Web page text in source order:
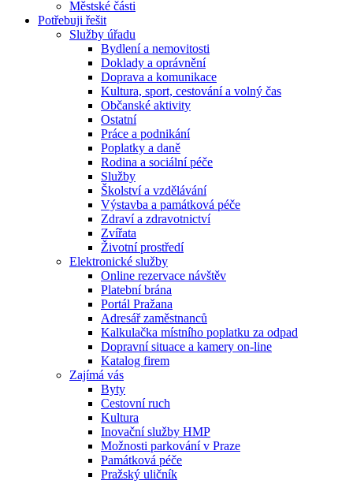
Městské části
Potřebuji řešit
Služby úřadu
Bydlení a nemovitosti
Doklady a oprávnění
Doprava a komunikace
Kultura, sport, cestování a volný čas
Občanské aktivity
Ostatní
Práce a podnikání
Poplatky a daně
Rodina a sociální péče
Služby
Školství a vzdělávání
Výstavba a památková péče
Zdraví a zdravotnictví
Zvířata
Životní prostředí
Elektronické služby
Online rezervace návštěv
Platební brána
Portál Pražana
Adresář zaměstnanců
Kalkulačka místního poplatku za odpad
Dopravní situace a kamery on-line
Katalog firem
Zajímá vás
Byty
Cestovní ruch
Kultura
Inovační služby HMP
Možnosti parkování v Praze
Památková péče
Pražský uličník